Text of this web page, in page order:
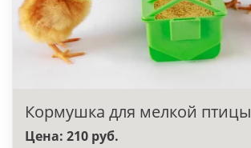
Кормушка для мелкой птицы
Цена: 210 руб.